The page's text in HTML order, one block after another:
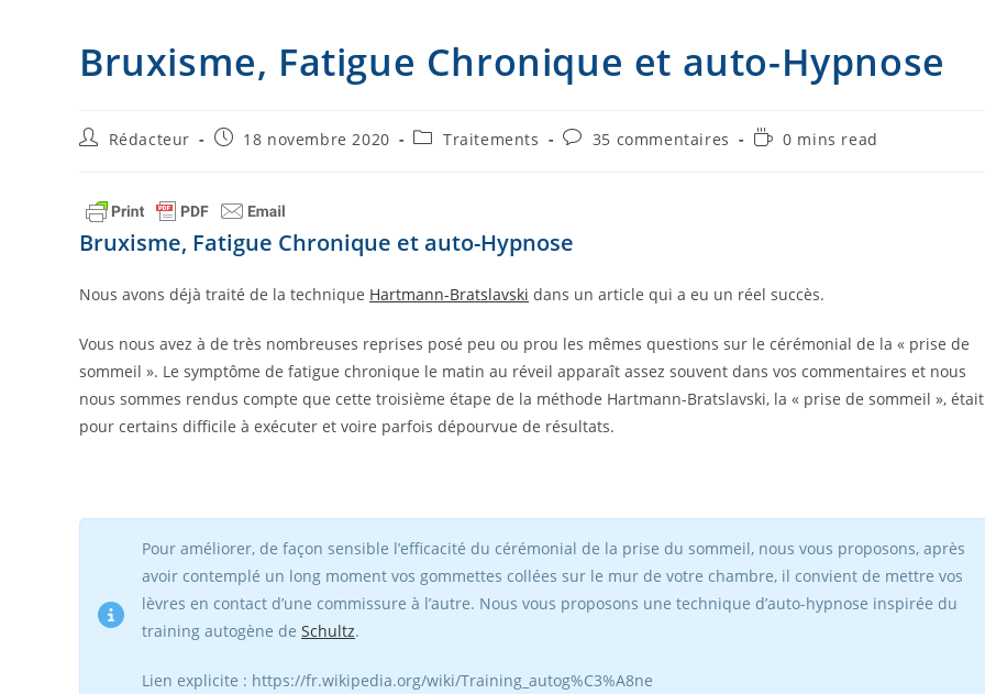
Bruxisme, Fatigue Chronique et auto-Hypnose
Auteur/autrice
publication :
Rédacteur
Publication
18 novembre 2020
PostTraitements
Commentaires
35 commentaires
Temps0 mins read
Bruxisme, Fatigue Chronique et auto-Hypnose
Nous avons déjà traité de la technique Hartmann-Bratslavski dans un article qui a eu un réel succès.
Vous nous avez à de très nombreuses reprises posé peu ou prou les mêmes questions sur le cérémonial de la « prise de
sommeil ». Le symptôme de fatigue chronique le matin au réveil apparaît assez souvent dans vos commentaires et nous
nous sommes rendus compte que cette troisième étape de la méthode Hartmann-Bratslavski, la « prise de sommeil », était
pour certains difficile à exécuter et voire parfois dépourvue de résultats.
Pour améliorer, de façon sensible l’efficacité du cérémonial de la prise du sommeil, nous vous proposons, après
avoir contemplé un long moment vos gommettes collées sur le mur de votre chambre, il convient de mettre vos
lèvres en contact d’une commissure à l’autre. Nous vous proposons une technique d’auto-hypnose inspirée du
training autogène de Schultz.
Lien explicite : https://fr.wikipedia.org/wiki/Training_autog%C3%A8ne